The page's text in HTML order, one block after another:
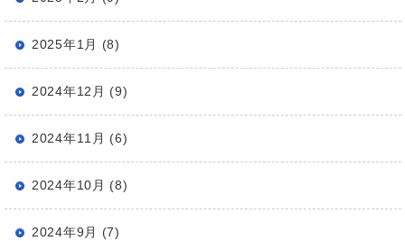
2025年1月 (8)
2024年12月 (9)
2024年11月 (6)
2024年10月 (8)
2024年9月 (7)